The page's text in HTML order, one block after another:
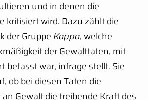
und in denen die
kritisiert wird. Dazu zählt die
der Gruppe Kappa, welche
der Gewalttaten, mit
befasst war, infrage stellt. Sie
ob bei diesen Taten die
Gewalt die treibende Kraft des